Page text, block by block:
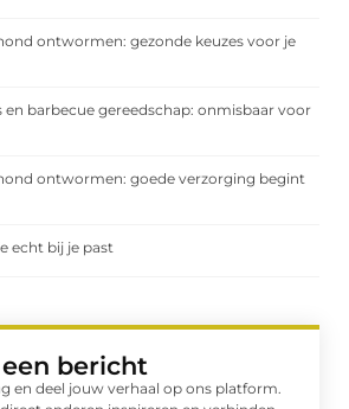
ontwormen: gezonde keuzes voor je
en barbecue gereedschap: onmisbaar voor
ontwormen: goede verzorging begint
echt bij je past
bericht
en deel jouw verhaal op ons platform.